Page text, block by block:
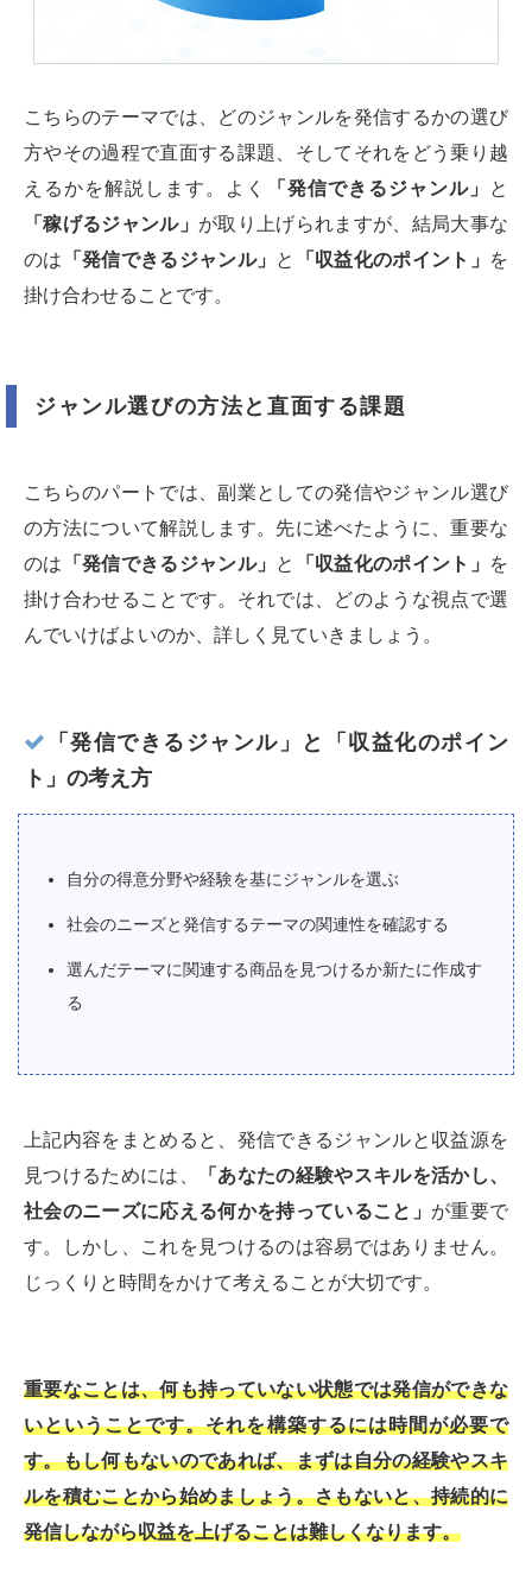
こちらのテーマでは、どのジャンルを発信するかの選び
方やその過程で直面する課題、そしてそれをどう乗り越
えるかを解説します。よく
「発信できるジャンル」
と
「稼げるジャンル」 が取り上げられますが、結局大事な
のは 「発信できるジャンル」 と 「収益化のポイント」
を
掛け合わせることです。
ジャンル選びの方法と直面する課題
こちらのパートでは、副業としての発信やジャンル選び
の方法について解説します。先に述べたように、重要な
のは 「発信できるジャンル」 と 「収益化のポイント」
を
掛け合わせることです。それでは、どのような視点で選
んでいけばよいのか、詳しく見ていきましょう。
「発信できるジャンル」と「収益化のポイン
ト」の考え方
自分の得意分野や経験を基にジャンルを選ぶ
社会のニーズと発信するテーマの関連性を確認する
選んだテーマに関連する商品を見つけるか新たに作成す
る
上記内容をまとめると、発信できるジャンルと収益源を
見つけるためには、
「あなたの経験やスキルを活かし、
社会のニーズに応える何かを持っていること」 が重要で
す。しかし、これを見つけるのは容易ではありません。
じっくりと時間をかけて考えることが大切です。
重要なことは、何も持っていない状態では発信ができな
いということです。それを構築するには時間が必要で
す。もし何もないのであれば、まずは自分の経験やスキ
ルを積むことから始めましょう。さもないと、持続的に
発信しながら収益を上げることは難しくなります。